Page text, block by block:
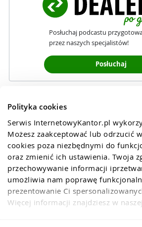
Polityka cookies
Serwis InternetowyKantor.pl
Możesz zaakceptować lub odrzucić
cookies poza niezbędnymi do
oraz zmienić ich ustawienia. Twoja
przechowywanie informacji
umożliwia nam poprawę
prezentowanie Ci
Więcej informacji znajdziesz w naszej
Posłuchaj podcastu
przez naszych specjalistów!
Posłuchaj